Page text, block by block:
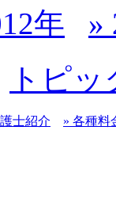
年 »
トピッ
士紹介 » 各種料